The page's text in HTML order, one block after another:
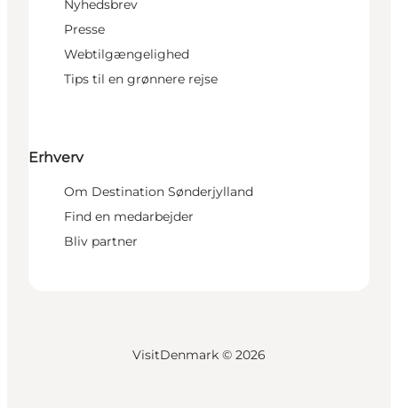
Nyhedsbrev
Presse
Webtilgængelighed
Tips til en grønnere rejse
Erhverv
Om Destination Sønderjylland
Find en medarbejder
Bliv partner
VisitDenmark © 2026